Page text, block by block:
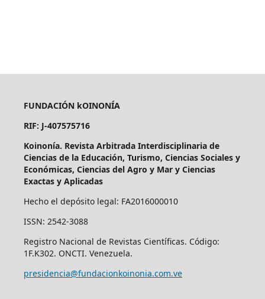
FUNDACIÓN kOINONÍA
RIF: J-407575716
Koinonía. Revista Arbitrada Interdisciplinaria de
Ciencias de la Educación, Turismo, Ciencias Sociales y
Económicas, Ciencias del Agro y Mar y Ciencias
Exactas y Aplicadas
Hecho el depósito legal: FA2016000010
ISSN: 2542-3088
Registro Nacional de Revistas Científicas. Código:
1F.K302. ONCTI. Venezuela.
presidencia@fundacionkoinonia.com.ve